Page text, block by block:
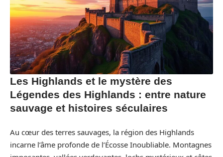
Les Highlands et le mystère des
Légendes des Highlands : entre nature
sauvage et histoires séculaires
Au cœur des terres sauvages, la région des Highlands
incarne l’âme profonde de l’Écosse Inoubliable. Montagnes